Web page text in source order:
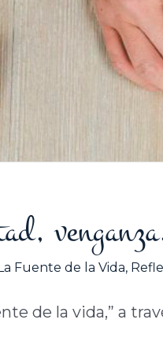
La Fuente de la Vida,
de la vida,” a